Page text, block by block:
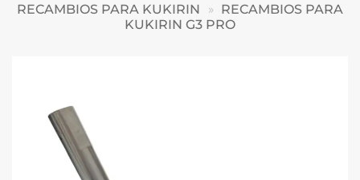
RECAMBIOS PARA KUKIRIN » RECAMBIOS PARA
KUKIRIN G3 PRO